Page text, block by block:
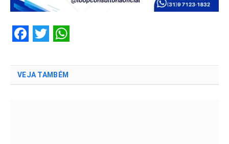
VEJA TAMBÉM